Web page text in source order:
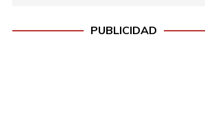
PUBLICIDAD